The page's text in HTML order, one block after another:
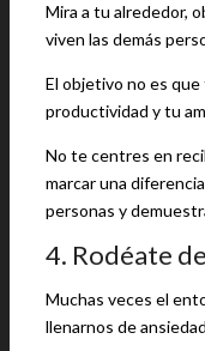
Mira a tu alrededor,
viven las demás
El objetivo no es
productividad y tu
No te centres en
marcar una
personas y
4. Rodéate
Muchas veces el
llenarnos de